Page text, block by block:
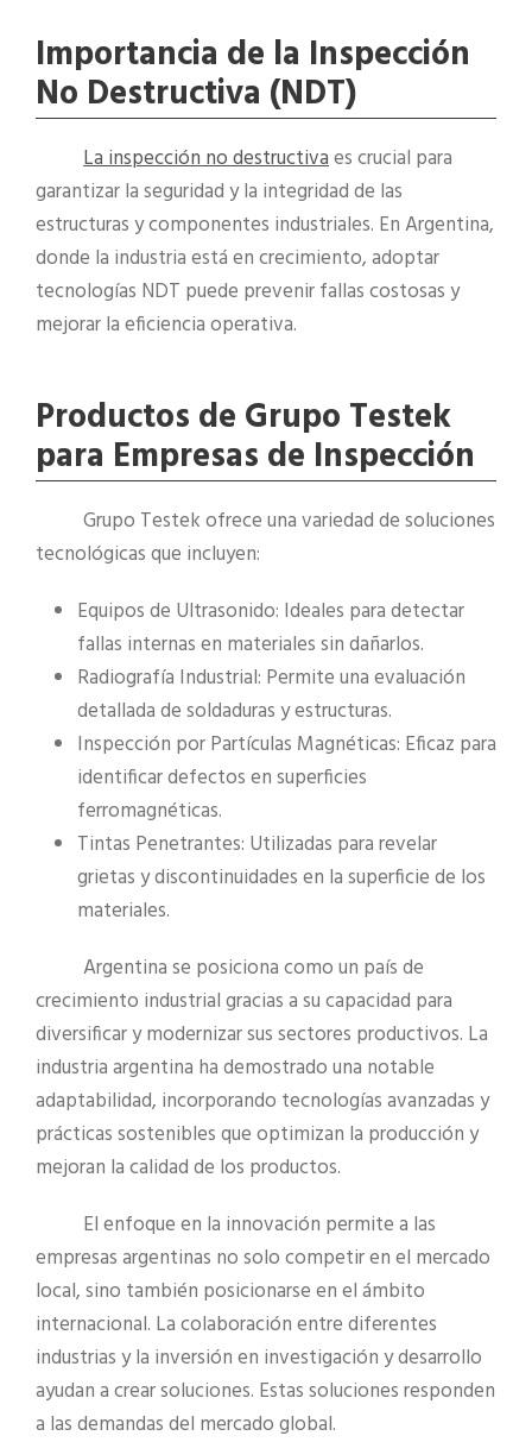
Importancia de la Inspección
No Destructiva (NDT)
La inspección no destructivaes crucial para
garantizar la seguridad y la integridad de las
estructuras y componentes industriales. En Argentina,
donde la industria está en crecimiento, adoptar
tecnologías NDT puede prevenir fallas costosas y
mejorar la eficiencia operativa.
Productos de Grupo Testek
para Empresas de Inspección
Grupo Testek ofrece una variedad de soluciones
tecnológicas que incluyen:
Equipos de Ultrasonido: Ideales para detectar
fallas internas en materiales sin dañarlos.
Radiografía Industrial: Permite una evaluación
detallada de soldaduras y estructuras.
Inspección por Partículas Magnéticas: Eficaz para
identificar defectos en superficies
ferromagnéticas.
Tintas Penetrantes: Utilizadas para revelar
grietas y discontinuidades en la superficie de los
materiales.
Argentina se posiciona como un país de
crecimiento industrial gracias a su capacidad para
diversificar y modernizar sus sectores productivos. La
industria argentina ha demostrado una notable
adaptabilidad, incorporando tecnologías avanzadas y
prácticas sostenibles que optimizan la producción y
mejoran la calidad de los productos.
El enfoque en la innovación permite a las
empresas argentinas no solo competir en el mercado
local, sino también posicionarse en el ámbito
internacional. La colaboración entre diferentes
industrias y la inversión en investigación y desarrollo
ayudan a crear soluciones. Estas soluciones responden
a las demandas del mercado global.